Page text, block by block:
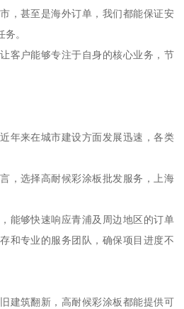
，甚至是海外订单，我们都能保证安
。
客户能够专注于自身的核心业务，节
年来在城市建设方面发展迅速，各类
，选择高耐候彩涂板批发服务，上海
能够快速响应青浦及周边地区的订单
和专业的服务团队，确保项目进度不
建筑翻新，高耐候彩涂板都能提供可